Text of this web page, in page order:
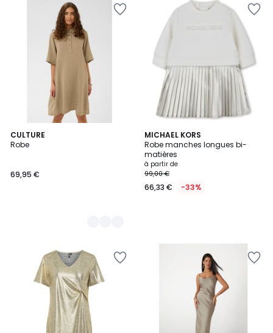
CULTURE
Robe
69,95 €
6
Couleurs
MICHAEL KORS
Robe manches longues bi-
matières
à partir de
99,00 €
66,33 € -33%